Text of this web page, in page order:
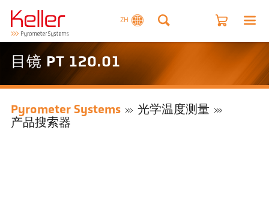
ZH
目镜 PT 120.01
Pyrometer Systems
光学温度测量
产品搜索器